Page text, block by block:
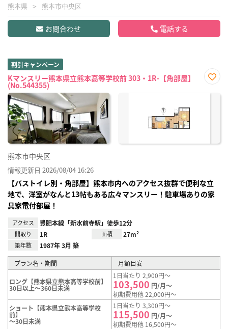
熊本県 熊本市中央区
お問合わせ 電話する
割引キャンペーン
Kマンスリー熊本県立熊本高等学校前 303・1R-【角部屋】
(No.544355)
に入
熊本市中央区
情報更新日 2026/08/04 16:26
【バストイレ別・角部屋】熊本市内へのアクセス抜群で便利な立
地で、洋室がなんと13帖もある広々マンスリー！駐車場ありの家
具家電付部屋！
アクセス 豊肥本線「新水前寺駅」徒歩12分
間取り 1R 面積 27m²
築年数 1987年 3月 築
プラン名・期間 月額目安
ロング【熊本県立熊本高等学校前】
30日以上～360日未満
1日当たり 2,900円～
103,500 円/月～
初期費用他 22,000円～
ショート【熊本県立熊本高等学校
前】
～30日未満
1日当たり 3,300円～
115,500 円/月～
初期費用他 16,500円～